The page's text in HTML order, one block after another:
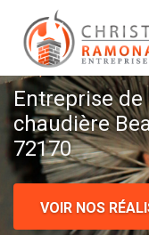
Entreprise
chaudière
72170
VOIR NOS